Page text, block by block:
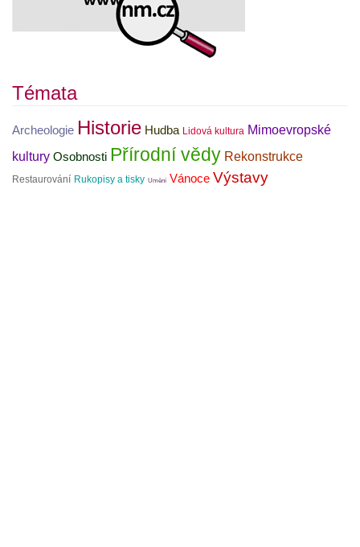
Témata
Archeologie Historie Hudba Lidová kultura Mimoevropské
kultury Osobnosti Přírodní vědy Rekonstrukce
Restaurování Rukopisy a tisky Umění Vánoce Výstavy